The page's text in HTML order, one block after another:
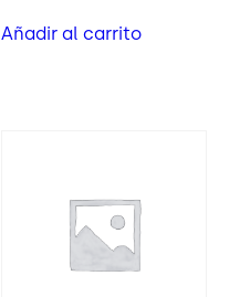
Añadir al carrito